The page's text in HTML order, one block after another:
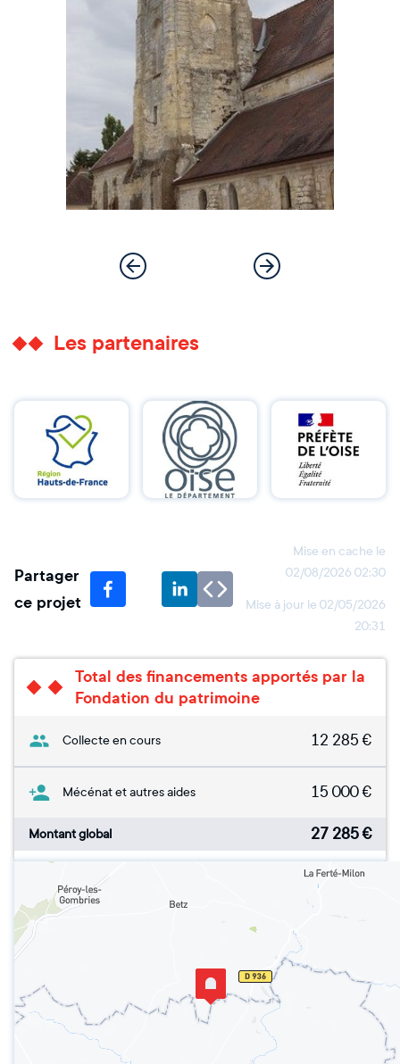
Les partenaires
Partager
ce projet
Mise en cache le
02/08/2026 02:30
Mise à jour le 02/05/2026
20:31
Total des financements apportés par la
Fondation du patrimoine
Collecte en cours 12 285 €
Mécénat et autres aides 15 000€
Montant global 27 285€